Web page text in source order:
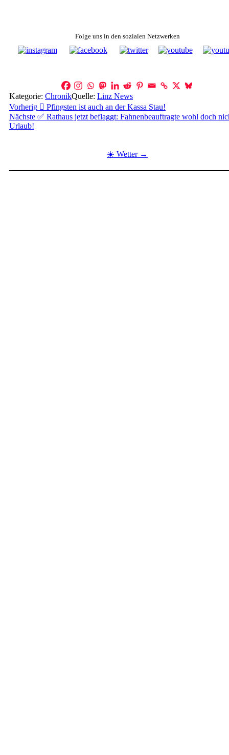
Folge uns in den sozialen Netzwerken
Kategorie: ChronikQuelle: Linz News
Beitragsnavigation
Vorherig 🫩 Pfingsten ist auch an der Kassa Stau!
Nächste ✅ Rathaus jetzt beflaggt: Fahnenbeauftragte wohl doch
Urlaub!
☀️ Wetter →